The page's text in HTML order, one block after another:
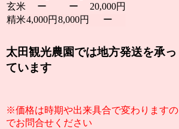
玄米
ー ー
20,000円
精米4,000円 8,000円 ー
太田観光農園では地方発送を承っ
ています
※価格は時期や出来具合で変わりますの
でお問合せください